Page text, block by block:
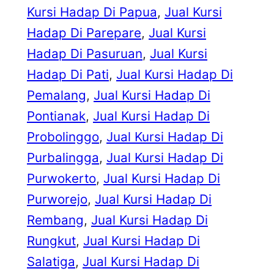
Kursi Hadap Di Papua, Jual Kursi
Hadap Di Parepare, Jual Kursi
Hadap Di Pasuruan, Jual Kursi
Hadap Di Pati, Jual Kursi Hadap Di
Pemalang, Jual Kursi Hadap Di
Pontianak, Jual Kursi Hadap Di
Probolinggo, Jual Kursi Hadap Di
Purbalingga, Jual Kursi Hadap Di
Purwokerto, Jual Kursi Hadap Di
Purworejo, Jual Kursi Hadap Di
Rembang, Jual Kursi Hadap Di
Rungkut, Jual Kursi Hadap Di
Salatiga, Jual Kursi Hadap Di